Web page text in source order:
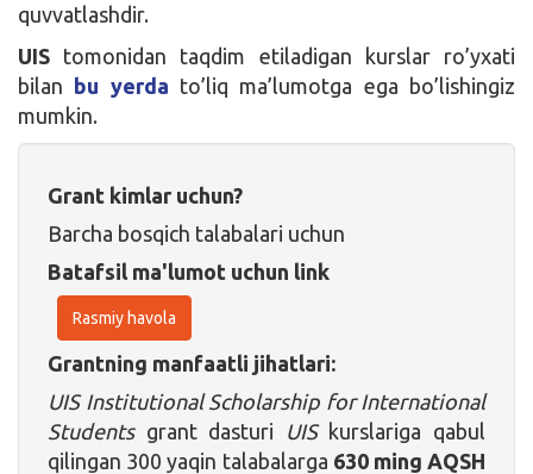
quvvatlashdir.
UIS tomonidan taqdim etiladigan kurslar ro’yxati
bilan bu yerda to’liq ma’lumotga ega bo’lishingiz
mumkin.
Grant kimlar uchun?
Barcha bosqich talabalari uchun
Batafsil ma'lumot uchun link
Rasmiy havola
Grantning manfaatli jihatlari:
UIS Institutional Scholarship for International
Students grant dasturi UIS kurslariga qabul
qilingan 300 yaqin talabalarga 630 ming AQSH